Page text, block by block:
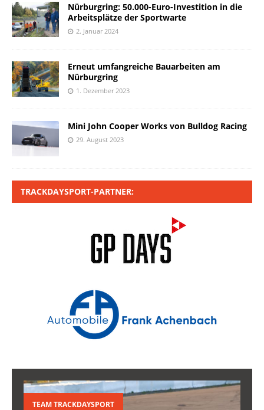
Nürburgring: 50.000-Euro-Investition in die
Arbeitsplätze der Sportwarte
2. Januar 2024
Erneut umfangreiche Bauarbeiten am
Nürburgring
1. Dezember 2023
Mini John Cooper Works von Bulldog Racing
29. August 2023
TRACKDAYSPORT-PARTNER:
TEAM TRACKDAYSPORT